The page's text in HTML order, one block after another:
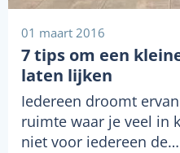
01 maart 2016
7 tips om een
laten lijken
Iedereen droomt
ruimte waar je veel in
niet voor iedereen de…